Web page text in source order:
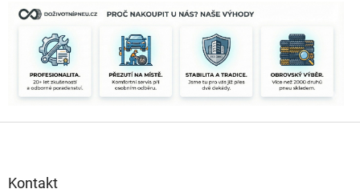
a
k
á
Kontakt